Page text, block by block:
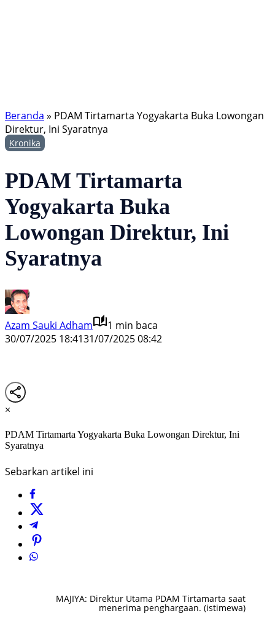
Beranda » PDAM Tirtamarta Yogyakarta Buka Lowongan
Direktur, Ini Syaratnya
Kronika
PDAM Tirtamarta
Yogyakarta Buka
Lowongan Direktur, Ini
Syaratnya
Azam Sauki Adham
1 min baca
30/07/2025 18:4131/07/2025 08:42
×
PDAM Tirtamarta Yogyakarta Buka Lowongan Direktur, Ini
Syaratnya
Sebarkan artikel ini
MAJIYA: Direktur Utama PDAM Tirtamarta saat
menerima penghargaan. (istimewa)